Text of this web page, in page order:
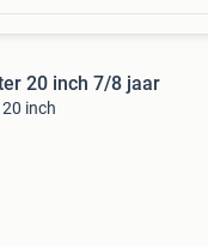
20 inch 7/8 jaar
inch